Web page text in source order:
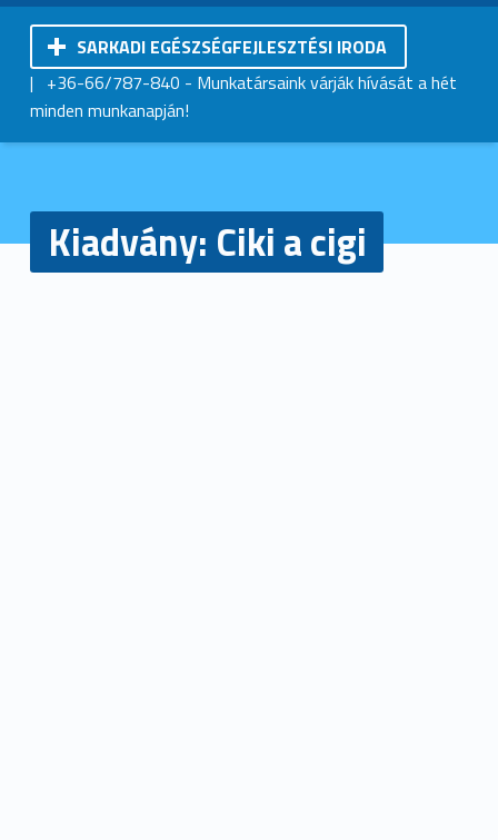
SARKADI EGÉSZSÉGFEJLESZTÉSI IRODA
Kistérségi Járóbeteg-Szakellátó Központ | Sarkad
| +36-66/787-840 - Munkatársaink várják hívását a hét
minden munkanapján!
Kiadvány: Ciki a cigi